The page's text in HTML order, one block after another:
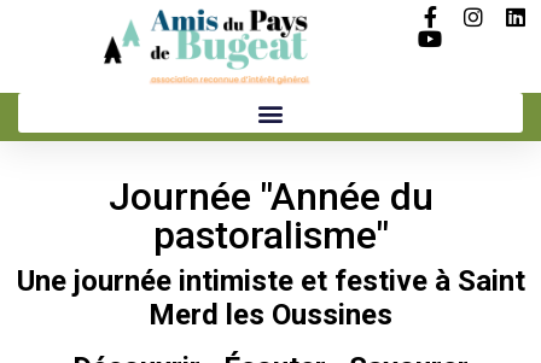
Journée "Année du
pastoralisme"
Une journée intimiste et festive à Saint
Merd les Oussines